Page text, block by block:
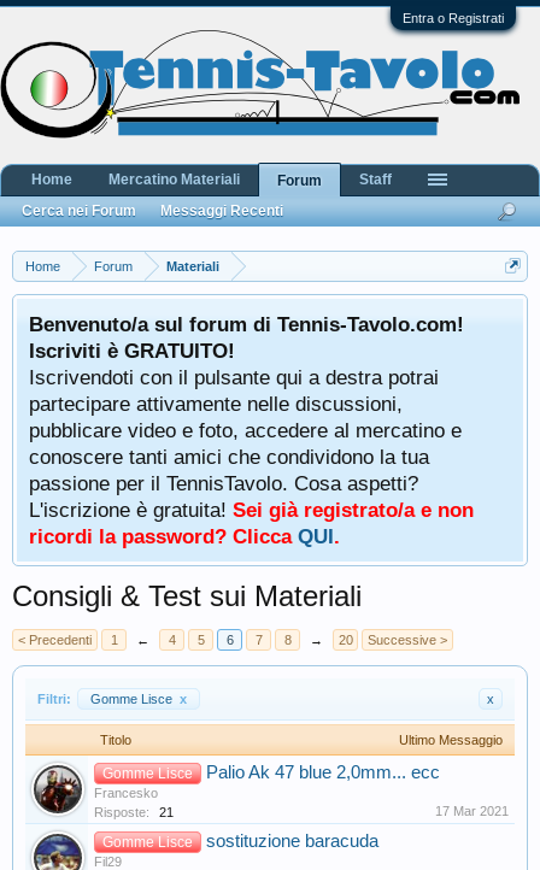
Entra o Registrati
Home Forum Materiali
Benvenuto/a sul forum di Tennis-Tavolo.com!
Iscriviti è GRATUITO!
Iscrivendoti con il pulsante qui a destra potrai
partecipare attivamente nelle discussioni,
pubblicare video e foto, accedere al mercatino e
conoscere tanti amici che condividono la tua
passione per il TennisTavolo. Cosa aspetti?
L'iscrizione è gratuita! Sei già registrato/a e non
ricordi la password? Clicca QUI.
Consigli & Test sui Materiali
< Precedenti 1 ← 4 5 6 7 8 → 20 Successive >
Filtri: Gomme Lisce x x
Titolo Ultimo Messaggio
Gomme Lisce Palio Ak 47 blue 2,0mm... ecc
Francesko
Risposte:
21 17 Mar 2021
Gomme Lisce sostituzione baracuda
Fil29
Home Mercatino Materiali
Forum
Cerca nei Forum
Messaggi Recenti
Staff